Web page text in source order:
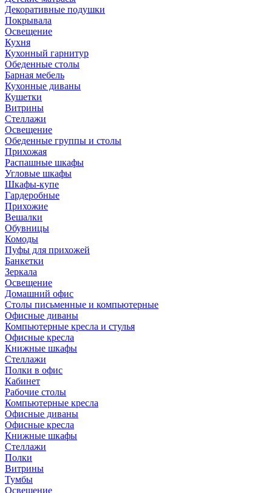
Декоративные подушки
Покрывала
Освещение
Кухня
Кухонный гарнитур
Обеденные столы
Барная мебель
Кухонные диваны
Кушетки
Витрины
Стеллажи
Освещение
Обеденные группы и столы
Прихожая
Распашные шкафы
Угловые шкафы
Шкафы-купе
Гардеробные
Прихожие
Вешалки
Обувницы
Комоды
Пуфы для прихожей
Банкетки
Зеркала
Освещение
Домашний офис
Столы письменные и компьютерные
Офисные диваны
Компьютерные кресла и стулья
Офисные кресла
Книжные шкафы
Стеллажи
Полки в офис
Кабинет
Рабочие столы
Компьютерные кресла
Офисные диваны
Офисные кресла
Книжные шкафы
Стеллажи
Полки
Витрины
Тумбы
Освещение